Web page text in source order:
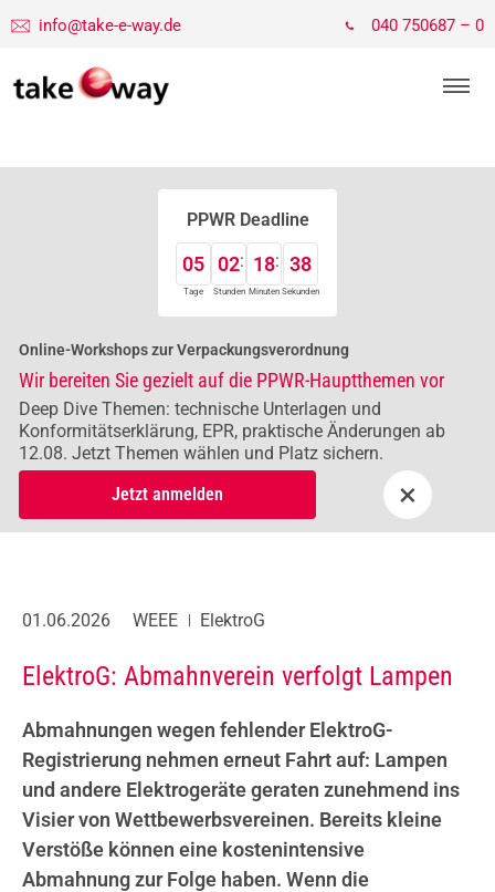
info@take-e-way.de 040 750687 – 0
PPWR Deadline
05
Tage
02
Stunden
18
Minuten
37
Sekunden
Online-Workshops zur Verpackungsverordnung
Wir bereiten Sie gezielt auf die PPWR-Hauptthemen vor
Deep Dive Themen: technische Unterlagen und
Konformitätserklärung, EPR, praktische Änderungen ab
12.08. Jetzt Themen wählen und Platz sichern.
Jetzt anmelden
×
01.06.2026 WEEE ElektroG
ElektroG: Abmahnverein verfolgt Lampen
Abmahnungen wegen fehlender ElektroG-
Registrierung nehmen erneut Fahrt auf: Lampen
und andere Elektrogeräte geraten zunehmend ins
Visier von Wettbewerbsvereinen. Bereits kleine
Verstöße können eine kostenintensive
Abmahnung zur Folge haben. Wenn die